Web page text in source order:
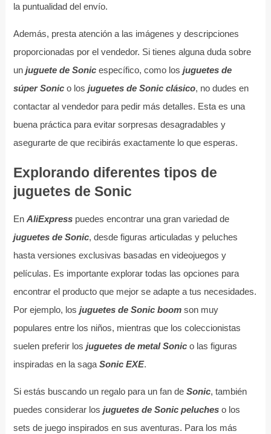
la puntualidad del envío.
Además, presta atención a las imágenes y descripciones
proporcionadas por el vendedor. Si tienes alguna duda sobre
un juguete de Sonicespecífico, como los juguetes de
súper Sonico los juguetes de Sonic clásico, no dudes en
contactar al vendedor para pedir más detalles. Esta es una
buena práctica para evitar sorpresas desagradables y
asegurarte de que recibirás exactamente lo que esperas.
Explorando diferentes tipos de
juguetes de Sonic
En AliExpresspuedes encontrar una gran variedad de
juguetes de Sonic, desde figuras articuladas y peluches
hasta versiones exclusivas basadas en videojuegos y
películas. Es importante explorar todas las opciones para
encontrar el producto que mejor se adapte a tus necesidades.
Por ejemplo, los juguetes de Sonic boomson muy
populares entre los niños, mientras que los coleccionistas
suelen preferir los juguetes de metal Sonico las figuras
inspiradas en la saga Sonic EXE.
Si estás buscando un regalo para un fan de Sonic, también
puedes considerar los juguetes de Sonic pelucheso los
sets de juego inspirados en sus aventuras. Para los más